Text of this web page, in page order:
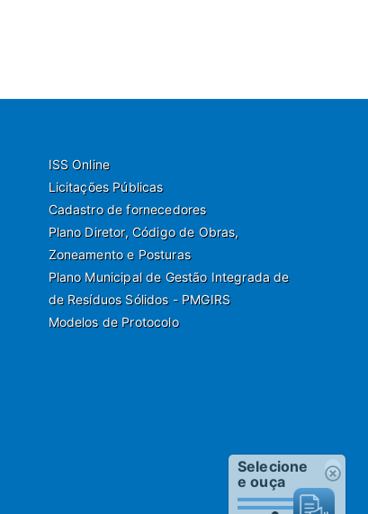
ISS Online
Licitações Públicas
Cadastro de fornecedores
Plano Diretor, Código de Obras,
Zoneamento e Posturas
Plano Municipal de Gestão Integrada de
de Resíduos Sólidos - PMGIRS
Modelos de Protocolo
Selecione
e ouça